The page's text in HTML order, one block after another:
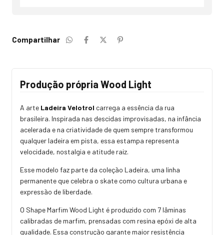
Compartilhar
Produção própria Wood Light
A arte Ladeira Velotrol carrega a essência da rua
brasileira. Inspirada nas descidas improvisadas, na infância
acelerada e na criatividade de quem sempre transformou
qualquer ladeira em pista, essa estampa representa
velocidade, nostalgia e atitude raiz.
Esse modelo faz parte da coleção Ladeira, uma linha
permanente que celebra o skate como cultura urbana e
expressão de liberdade.
O Shape Marfim Wood Light é produzido com 7 lâminas
calibradas de marfim, prensadas com resina epóxi de alta
qualidade. Essa construção garante maior resistência